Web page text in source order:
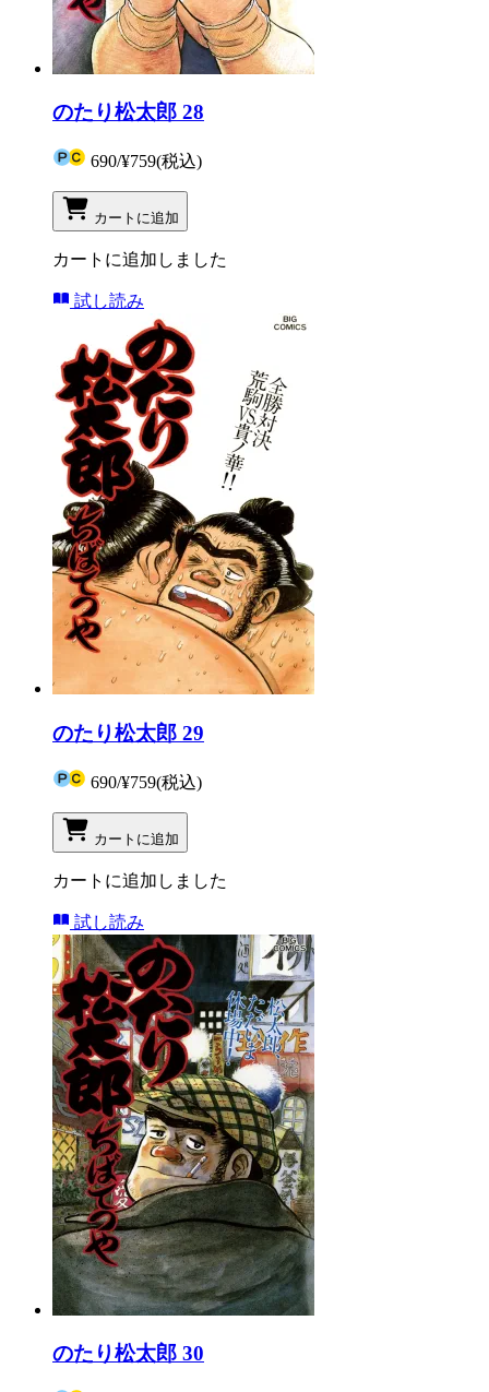
のたり松太郎 28
690/¥759(税込)
カートに追加
カートに追加しました
試し読み
のたり松太郎 29
690/¥759(税込)
カートに追加
カートに追加しました
試し読み
のたり松太郎 30